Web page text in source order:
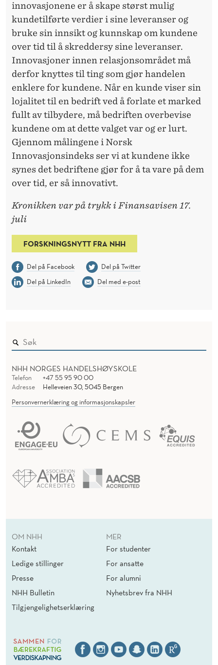
innovasjonene er å skape størst mulig
kundetilførte verdier i sine leveranser og
bruke sin innsikt ogkunnskap om kundene
over tid til å skreddersy sine leveranser.
Innovasjoner innen relasjonsområdet må
derfor knyttes til ting som gjør handelen
enklere for kundene. Når en kunde viser sin
lojalitet til en bedrift ved å forlate et marked
fullt av tilbydere, må bedriften overbevise
kundene om at dette valget var og er lurt.
Gjennom målingene i Norsk
Innovasjonsindeks ser vi at kundene ikke
synes det bedriftene gjør for å ta vare på dem
over tid, er så innovativt.
Kronikken var på trykk i Finansavisen 17.
juli
FORSKNINGSNYTT FRA NHH
Del på Facebook
Del på Twitter
Del på LinkedIn
Del med e-post
NHH NORGES HANDELSHØYSKOLE
Telefon
+47 55 95 90 00
Adresse
Helleveien 30, 5045 Bergen
Personvernerklæring og informasjonskapsler
OM NHH
Kontakt
Ledige stillinger
Presse
NHH Bulletin
Tilgjengelighetserklæring
MER
For studenter
For ansatte
For alumni
Nyhetsbrev fra NHH